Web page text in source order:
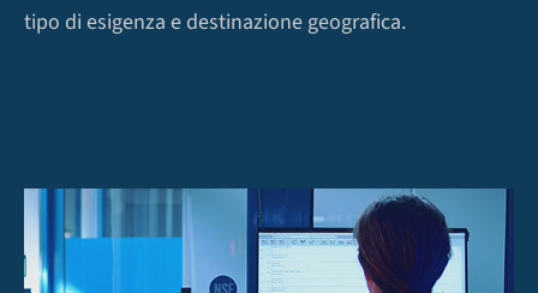
tipo di esigenza e destinazione geografica.